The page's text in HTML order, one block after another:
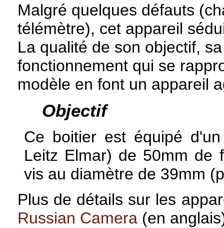
Malgré quelques défauts
télémètre), cet appareil
La qualité de son objectif,
fonctionnement qui se
modèle en font un appareil
Objectif
Ce boitier est équipé
Leitz Elmar) de 50mm de
vis au diamètre de 39mm
Plus de détails sur les
Russian Camera (en